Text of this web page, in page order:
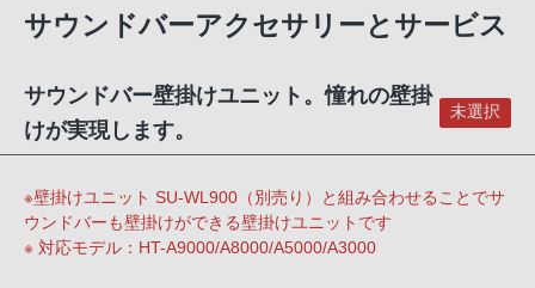
サウンドバーアクセサリーとサービス
サウンドバー壁掛けユニット。憧れの壁掛
けが実現します。
未選択
※壁掛けユニット SU-WL900（別売り）と組み合わせることでサ
ウンドバーも壁掛けができる壁掛けユニットです
※ 対応モデル：HT-A9000/A8000/A5000/A3000